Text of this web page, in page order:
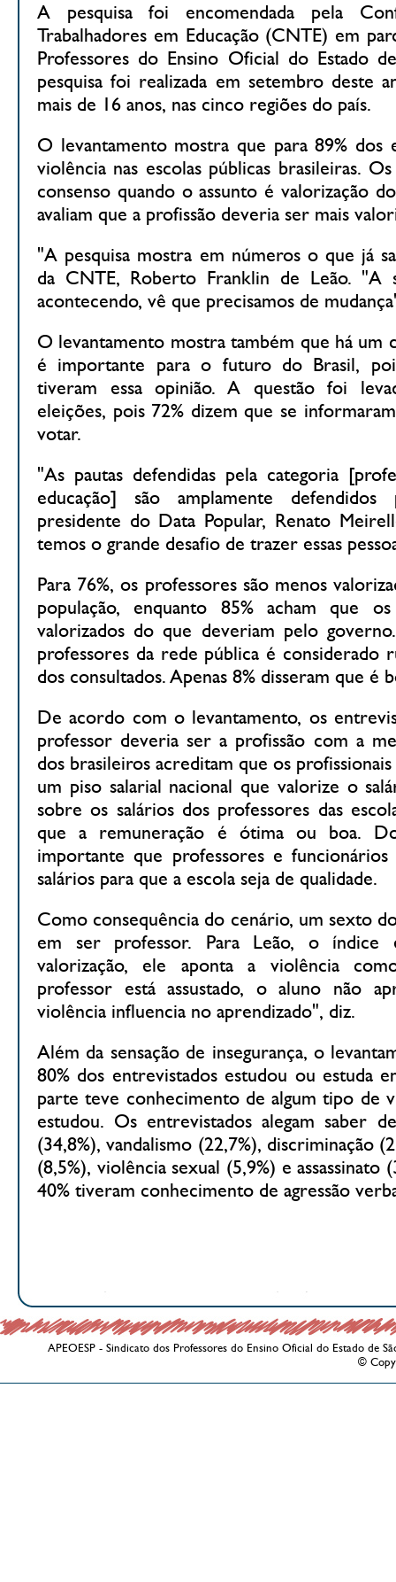
A pesquisa foi encomendada pela
Trabalhadores em Educação (CNTE) em
Professores do Ensino Oficial do Estado
pesquisa foi realizada em setembro deste
mais de 16 anos, nas cinco regiões do país.
O levantamento mostra que para 89% dos
violência nas escolas públicas brasileiras.
consenso quando o assunto é valorização
avaliam que a profissão deveria ser mais
"A pesquisa mostra em números o que já
da CNTE, Roberto Franklin de Leão. "A
acontecendo, vê que precisamos de
O levantamento mostra também que há um
é importante para o futuro do Brasil,
tiveram essa opinião. A questão foi
eleições, pois 72% dizem que se
votar.
"As pautas defendidas pela categoria
educação] são amplamente
presidente do Data Popular, Renato
temos o grande desafio de trazer essas
Para 76%, os professores são menos
população, enquanto 85% acham que
valorizados do que deveriam pelo
professores da rede pública é considerado
dos consultados. Apenas 8% disseram que é
De acordo com o levantamento, os
professor deveria ser a profissão com a
dos brasileiros acreditam que os
um piso salarial nacional que valorize o
sobre os salários dos professores das
que a remuneração é ótima ou boa.
importante que professores e funcionários
salários para que a escola seja de qualidade.
Como consequência do cenário, um sexto
em ser professor. Para Leão, o
valorização, ele aponta a violência
professor está assustado, o aluno não
violência influencia no aprendizado", diz.
Além da sensação de insegurança, o
80% dos entrevistados estudou ou estuda
parte teve conhecimento de algum tipo de
estudou. Os entrevistados alegam saber
(34,8%), vandalismo (22,7%), discriminação
(8,5%), violência sexual (5,9%) e assassinato
40% tiveram conhecimento de agressão
APEOESP - Sindicato dos Professores do Ensino Oficial do Estado de
©